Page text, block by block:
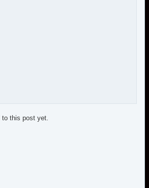
this post yet.